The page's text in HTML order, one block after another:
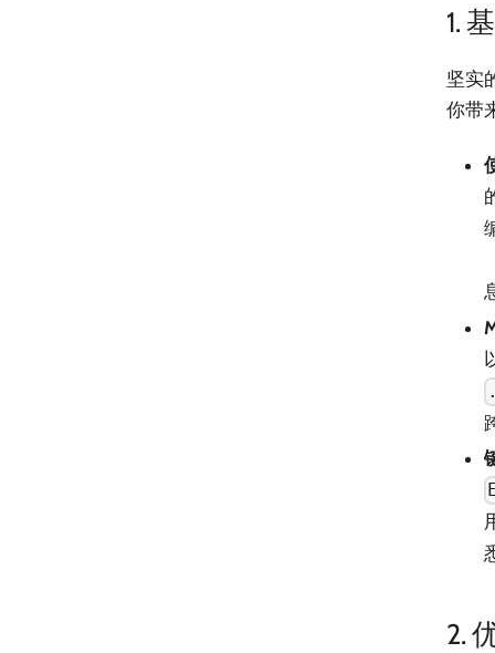
1.
坚实
你带
2.